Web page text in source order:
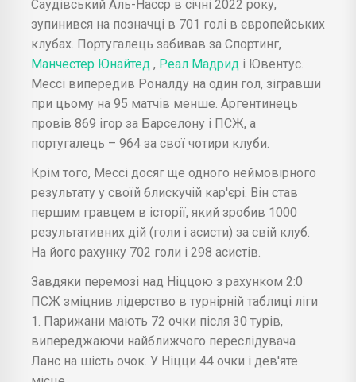
Саудівський Аль-Насср в січні 2022 року,
зупинився на позначці в 701 голі в європейських
клубах. Португалець забивав за Спортинг,
Манчестер Юнайтед , Реал Мадрид і Ювентус.
Мессі випередив Роналду на один гол, зігравши
при цьому на 95 матчів менше. Аргентинець
провів 869 ігор за Барселону і ПСЖ, а
португалець – 964 за свої чотири клуби.
Крім того, Мессі досяг ще одного неймовірного
результату у своїй блискучій кар'єрі. Він став
першим гравцем в історії, який зробив 1000
результативних дій (голи і асисти) за свій клуб.
На його рахунку 702 голи і 298 асистів.
Завдяки перемозі над Ніццою з рахунком 2:0
ПСЖ зміцнив лідерство в турнірній таблиці ліги
1. Парижани мають 72 очки після 30 турів,
випереджаючи найближчого переслідувача
Ланс на шість очок. У Ніцци 44 очки і дев'яте